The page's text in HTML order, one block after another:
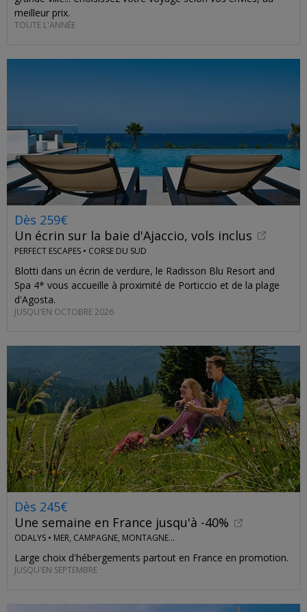
meilleur prix.
TOUTE L'ANNÉE
Dès 259€
Un écrin sur la baie d'Ajaccio, vols inclus
PERFECT ESCAPES • CORSE DU SUD
Blotti dans un écrin de verdure, le Radisson Blu Resort and
Spa 4* vous accueille à proximité de Porticcio et de la plage
d'Agosta.
JUSQU'EN OCTOBRE 2026
Dès 245€
Une semaine en France jusqu'à -40%
ODALYS • MER, CAMPAGNE, MONTAGNE...
Large choix d'hébergements partout en France en promotion.
JUSQU'EN SEPTEMBRE